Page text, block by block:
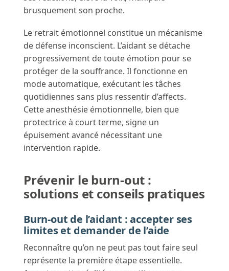
brusquement son proche.
Le retrait émotionnel constitue un mécanisme
de défense inconscient. L’aidant se détache
progressivement de toute émotion pour se
protéger de la souffrance. Il fonctionne en
mode automatique, exécutant les tâches
quotidiennes sans plus ressentir d’affects.
Cette anesthésie émotionnelle, bien que
protectrice à court terme, signe un
épuisement avancé nécessitant une
intervention rapide.
Prévenir le burn-out :
solutions et conseils pratiques
Burn-out de l’aidant : accepter ses
limites et demander de l’aide
Reconnaître qu’on ne peut pas tout faire seul
représente la première étape essentielle.